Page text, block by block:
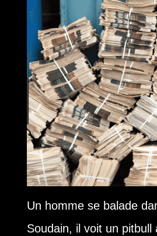
Un homme se balade
Soudain, il voit un